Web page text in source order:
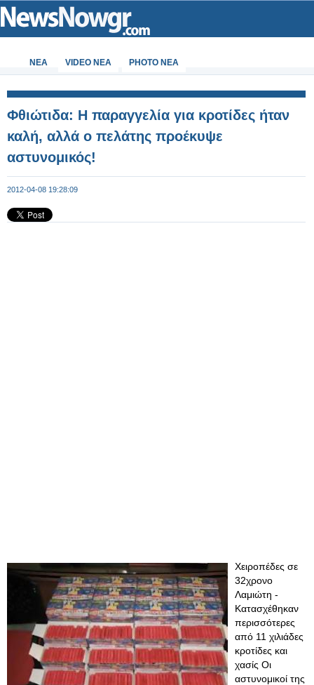
ΝΕΑ VIDEO NEA PHOTO NEA
Φθιώτιδα: Η παραγγελία για κροτίδες ήταν
καλή, αλλά ο πελάτης προέκυψε
αστυνομικός!
2012-04-08 19:28:09
Χειροπέδες σε
32χρονο
Λαμιώτη -
Κατασχέθηκαν
περισσότερες
από 11 χιλιάδες
κροτίδες και
χασίς Οι
αστυνομικοί της